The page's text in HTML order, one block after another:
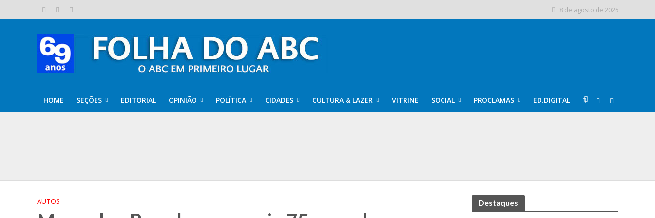
8 de agosto de 2026
HOME SEÇÕES EDITORIAL OPINIÃO POLÍTICA CIDADES CULTURA & LAZER VITRINE SOCIAL PROCLAMAS ED.DIGITAL
AUTOS Destaques